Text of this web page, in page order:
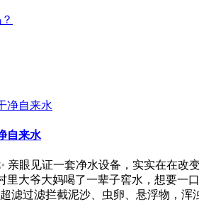
自来水
亲眼见证一套净水设备，实实在在
大爷大妈喝了一辈子窖水，想要
滤过滤拦截泥沙、虫卵、悬浮物，